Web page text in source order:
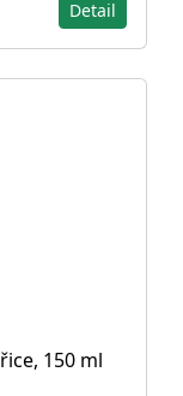
Detail
150 ml